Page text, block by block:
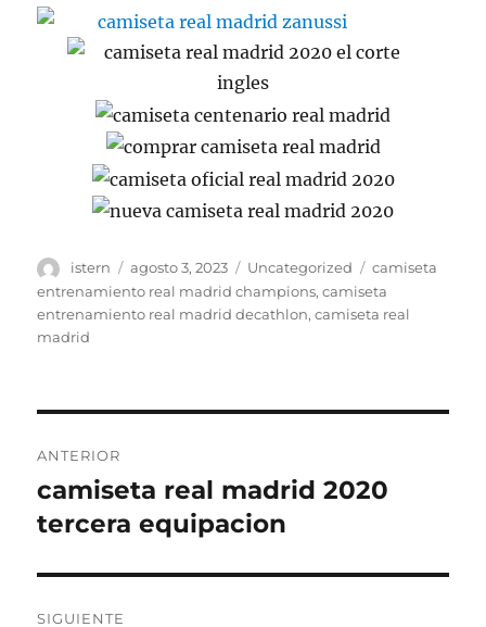
Autor
istern
Publicado
el
agosto 3, 2023 Categorías
Uncategorized Etiquetas
camiseta
entrenamiento real madrid champions,camiseta
entrenamiento real madrid decathlon,camiseta real
madrid
de
entradas
ANTERIOR
Entrada
anterior:
camiseta real madrid 2020
tercera equipacion
SIGUIENTE